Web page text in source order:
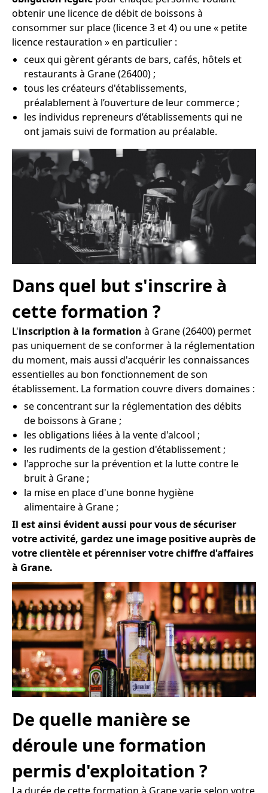
obtenir une licence de débit de boissons à
consommer sur place (licence 3 et 4) ou une « petite
licence restauration » en particulier :
ceux qui gèrent gérants de bars, cafés, hôtels et
restaurants à Grane (26400) ;
tous les créateurs d'établissements,
préalablement à l’ouverture de leur commerce ;
les individus repreneurs d’établissements qui ne
ont jamais suivi de formation au préalable.
Dans quel but s'inscrire à
cette formation ?
L'inscription à la formation à Grane (26400) permet
pas uniquement de se conformer à la réglementation
du moment, mais aussi d'acquérir les connaissances
essentielles au bon fonctionnement de son
établissement. La formation couvre divers domaines :
se concentrant sur la réglementation des débits
de boissons à Grane ;
les obligations liées à la vente d'alcool ;
les rudiments de la gestion d'établissement ;
l'approche sur la prévention et la lutte contre le
bruit à Grane ;
la mise en place d'une bonne hygiène
alimentaire à Grane ;
Il est ainsi évident aussi pour vous de sécuriser
votre activité, gardez une image positive auprès de
votre clientèle et pérenniser votre chiffre d'affaires
à Grane.
De quelle manière se
déroule une formation
permis d'exploitation ?